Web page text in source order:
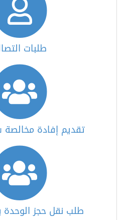
طلبات
تقديم إفادة
طلب نقل حجز الوحدة